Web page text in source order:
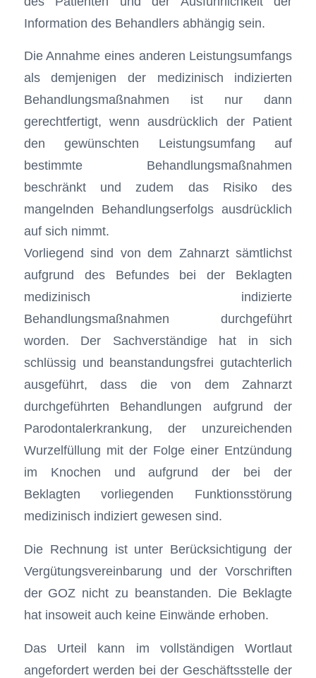
Information des Behandlers abhängig sein.
Die Annahme eines anderen Leistungsumfangs
als demjenigen der medizinisch indizierten
Behandlungsmaßnahmen ist nur dann
gerechtfertigt, wenn ausdrücklich der Patient
den gewünschten Leistungsumfang auf
bestimmte Behandlungsmaßnahmen
beschränkt und zudem das Risiko des
mangelnden Behandlungserfolgs ausdrücklich
auf sich nimmt.
Vorliegend sind von dem Zahnarzt sämtlichst
aufgrund des Befundes bei der Beklagten
medizinisch indizierte
Behandlungsmaßnahmen durchgeführt
worden. Der Sachverständige hat in sich
schlüssig und beanstandungsfrei gutachterlich
ausgeführt, dass die von dem Zahnarzt
durchgeführten Behandlungen aufgrund der
Parodontalerkrankung, der unzureichenden
Wurzelfüllung mit der Folge einer Entzündung
im Knochen und aufgrund der bei der
Beklagten vorliegenden Funktionsstörung
medizinisch indiziert gewesen sind.
Die Rechnung ist unter Berücksichtigung der
Vergütungsvereinbarung und der Vorschriften
der GOZ nicht zu beanstanden. Die Beklagte
hat insoweit auch keine Einwände erhoben.
Das Urteil kann im vollständigen Wortlaut
angefordert werden bei der Geschäftsstelle der